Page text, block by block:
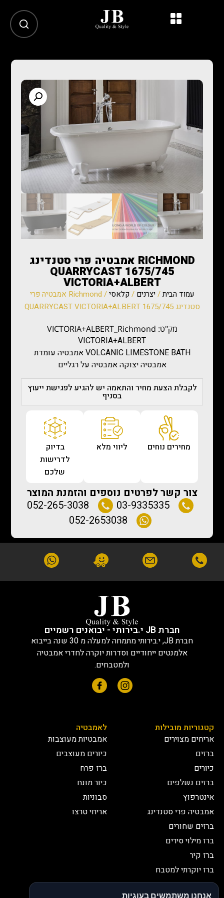
RICHMOND אמבטיה פרי סטנדינג
1675/745 QUARRYCAST
VICTORIA+ALBERT
עמוד הבית/ יצרנים / קלאסי
/ Richmond אמבטיה פרי
סטנדינג 1675/745 QUARRYCAST VICTORIA+ALBERT
מק"ט: VICTORIA+ALBERT_Richmond
VICTORIA+ALBERT
VOLCANIC LIMESTONE BATH אמבטיה עומדת
אמבטיה יצוקה אמבטיה על רגליים
לקבלת הצעת מחיר והתאמה יש להגיע לפגישת ייעוץ
בסניף
מחירים נוחים ליווי מלא
בדיוק
לדרישות
שלכם
צור קשר לפרטים נוספים והזמנת המוצר
03-9335335
052-265-3038
052-2653038
חברת JB י.בירותי - יבואנים רשמיים
חברת JB, י.בירותי מתמחה למעלה מ 30 שנה בייבוא
אלמנטים ייחודיים וסדרות יוקרה לחדרי אמבטיה
ולמטבחים.
קטגוריות מובילות
אריחים מצוירים
ברזים
כיורים
ברזים נשלפים
אינטרפוץ
אמבטיה פרי סטנדינג
ברזים שחורים
ברז מילוי סירים
ברז קיר
ברז יוקרתי למטבח
לאמבטיה
אמבטיות מעוצבות
כיורים מעוצבים
ברז פרח
כיור מונח
סבוניות
אריחי טרצו
יצירת קשר
אנחנו משתמשים בעוגיות